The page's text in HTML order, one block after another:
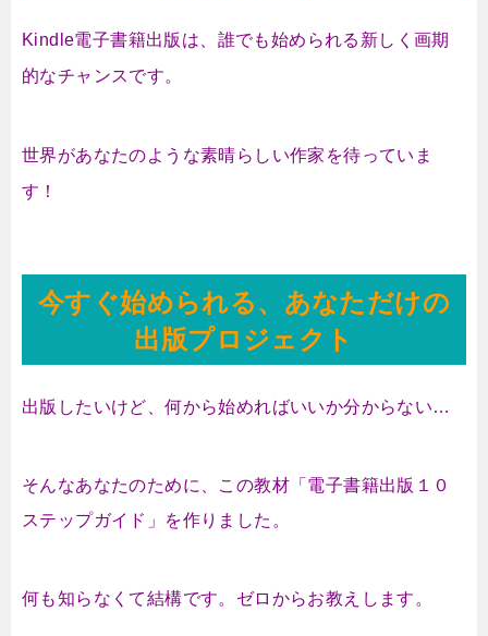
Kindle電子書籍出版は、誰でも始められる新しく画期
的なチャンスです。
世界があなたのような素晴らしい作家を待っていま
す！
今すぐ始められる、あなただけの
出版プロジェクト
出版したいけど、何から始めればいいか分からない…
そんなあなたのために、この教材 「電子書籍出版１０
ステップガイド」
を作りました。
何も知らなくて結構です。ゼロからお教えします。